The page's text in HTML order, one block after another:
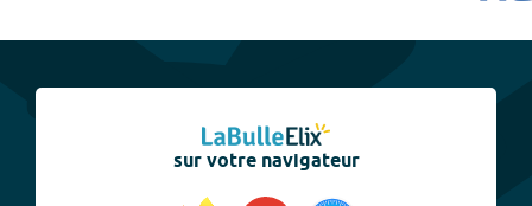
sur votre navigateur